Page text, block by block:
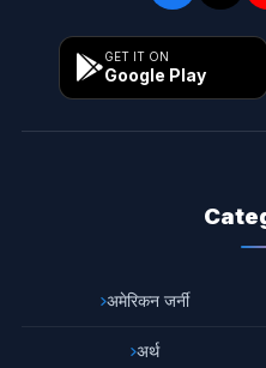
GET IT ON
Google Play
अमेरिकन जर्नी
अर्थ